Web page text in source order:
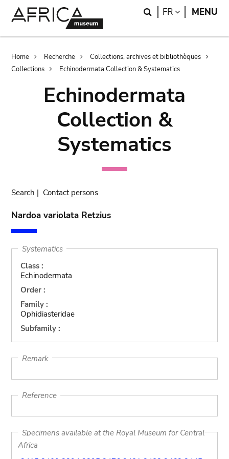
Search
FR LANGUAGE
MENU
Breadcrumb
Home Recherche
Collections, archives et bibliothèques
Collections
Echinodermata Collection & Systematics
Echinodermata
Collection &
Systematics
Search | Contact persons
Nardoa variolata Retzius
Systematics
Class :
Echinodermata
Order :
Family :
Ophidiasteridae
Subfamily :
Remark
Reference
Specimens available at the Royal Museum for Central
Africa